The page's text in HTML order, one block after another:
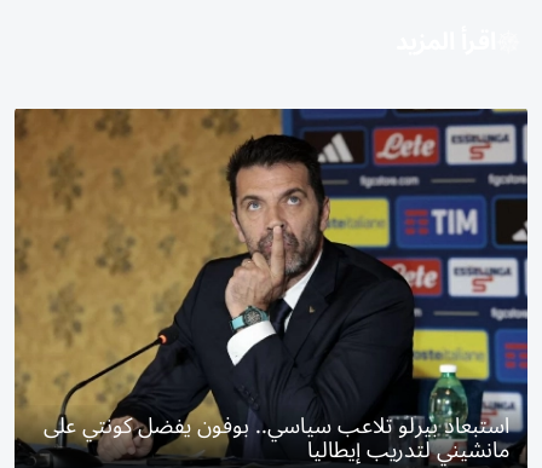
استبعاد بيرلو تلاعب سياسي.. بوفون يفضل كونتي على
مانشيني لتدريب إيطاليا